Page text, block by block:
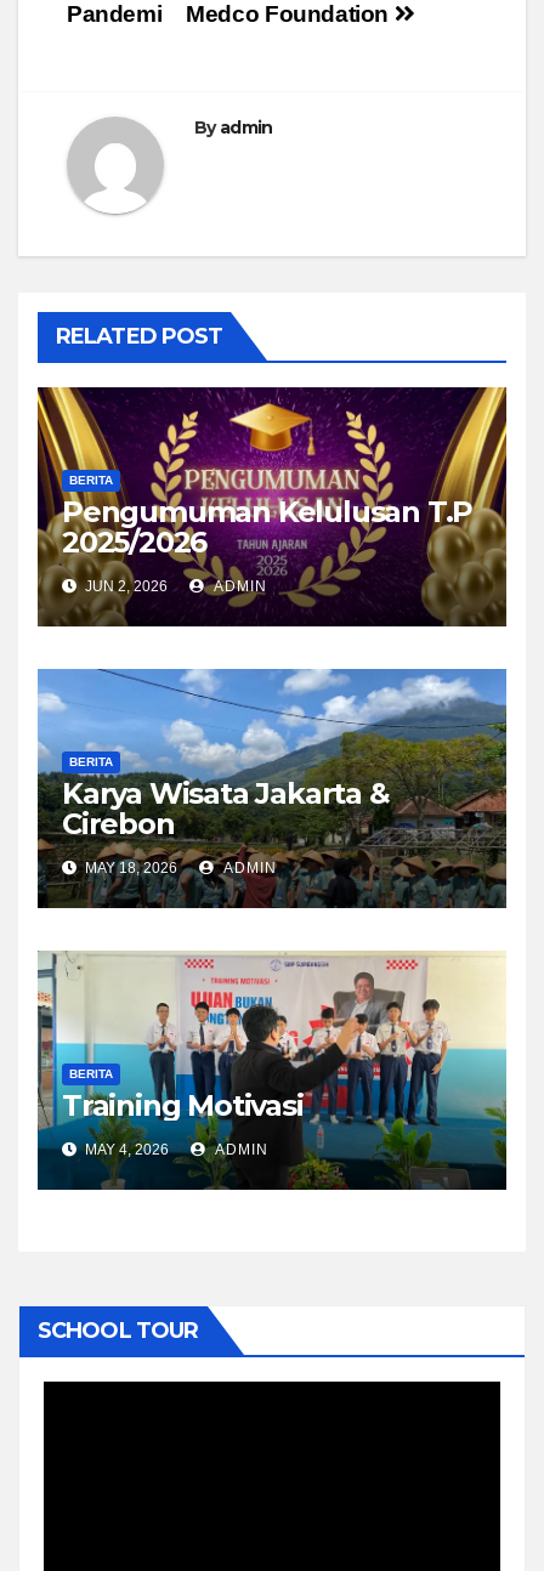
Medco Foundation
Pandemi
Byadmin
RELATED POST
BERITA
Pengumuman Kelulusan T.P
2025/2026
JUN 2, 2026 ADMIN
BERITA
Karya Wisata Jakarta &
Cirebon
MAY 18, 2026 ADMIN
BERITA
Training Motivasi
MAY 4, 2026 ADMIN
SCHOOL TOUR